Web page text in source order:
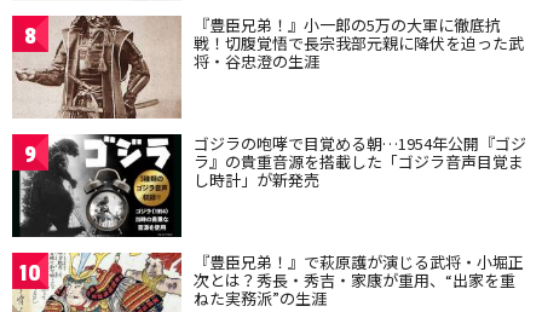
8 『豊臣兄弟！』小一郎の5万の大軍に徹底抗
戦！切腹覚悟で長宗我部元親に降伏を迫った武
将・谷忠澄の生涯
9 ゴジラの咆哮で目覚める朝…1954年公開『ゴジ
ラ』の貴重音源を搭載した「ゴジラ音声目覚ま
し時計」が新発売
10 『豊臣兄弟！』で萩原護が演じる武将・小堀正
次とは？秀長・秀吉・家康が重用、“出家を重
ねた実務派”の生涯